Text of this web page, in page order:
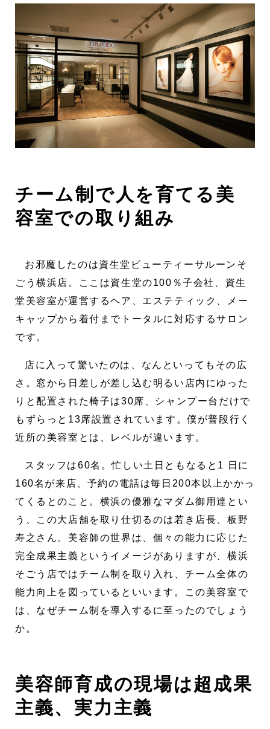
チーム制で人を育てる美
容室での取り組み
お邪魔したのは資生堂ビューティーサルーンそ
ごう横浜店。ここは資生堂の100％子会社、資生
堂美容室が運営するヘア、エステティック、メー
キャップから着付までトータルに対応するサロン
です。
店に入って驚いたのは、なんといってもその広
さ。窓から日差しが差し込む明るい店内にゆった
りと配置された椅子は30席、シャンプー台だけで
もずらっと13席設置されています。僕が普段行く
近所の美容室とは、レベルが違います。
スタッフは60名。忙しい土日ともなると1 日に
160名が来店、予約の電話は毎日200本以上かかっ
てくるとのこと。横浜の優雅なマダム御用達とい
う、この大店舗を取り仕切るのは若き店長、板野
寿之さん。美容師の世界は、個々の能力に応じた
完全成果主義というイメージがありますが、横浜
そごう店ではチーム制を取り入れ、チーム全体の
能力向上を図っているといいます。この美容室で
は、なぜチーム制を導入するに至ったのでしょう
か。
美容師育成の現場は超成果
主義、実力主義